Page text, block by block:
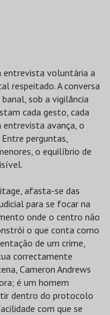
entrevista voluntária a
respeitado. A conversa
sob a vigilância
cada gesto, cada
entrevista avança, o
perguntas,
o equilíbrio de
afasta-se das
para se focar na
onde o centro não
o que conta como
de um crime,
correctamente
Cameron Andrews
é um homem
dentro do protocolo
com que se